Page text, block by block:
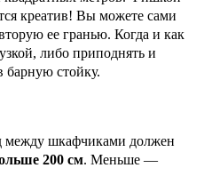
креатив! Вы можете сами
ее гранью. Когда и как
либо приподнять и
барную стойку.
между шкафчиками должен
200 см. Меньше —